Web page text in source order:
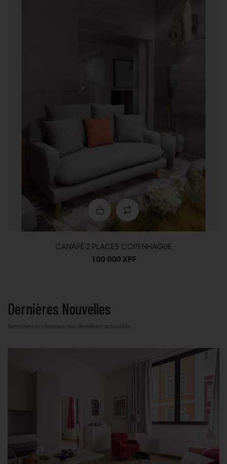
CANAPÉ 2 PLACES COPENHAGUE
100 000 XPF
Dernières Nouvelles
Retrouvez ci-dessous nos dernières actualités